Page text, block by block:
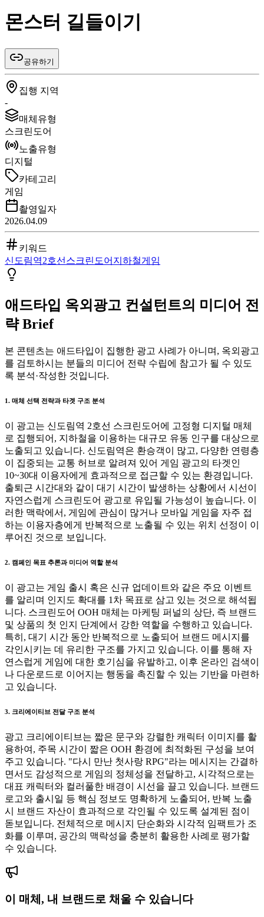
몬스터 길들이기
공유하기
집행 지역
-
매체유형
스크린도어
노출유형
디지털
카테고리
게임
촬영일자
2026.04.09
키워드
신도림역2호선 스크린도어 지하철게임
애드타입 옥외광고 컨설턴트의 미디어 전
략 Brief
본 콘텐츠는 애드타입이 집행한 광고 사례가 아니며, 옥외광고
를 검토하시는 분들의 미디어 전략 수립에 참고가 될 수 있도
록 분석·작성한 것입니다.
1. 매체 선택 전략과 타겟 구조 분석
이 광고는 신도림역 2호선 스크린도어에 고정형 디지털 매체
로 집행되어, 지하철을 이용하는 대규모 유동 인구를 대상으로
노출되고 있습니다. 신도림역은 환승객이 많고, 다양한 연령층
이 집중되는 교통 허브로 알려져 있어 게임 광고의 타겟인
10~30대 이용자에게 효과적으로 접근할 수 있는 환경입니다.
출퇴근 시간대와 같이 대기 시간이 발생하는 상황에서 시선이
자연스럽게 스크린도어 광고로 유입될 가능성이 높습니다. 이
러한 맥락에서, 게임에 관심이 많거나 모바일 게임을 자주 접
하는 이용자층에게 반복적으로 노출될 수 있는 위치 선정이 이
루어진 것으로 보입니다.
2. 캠페인 목표 추론과 미디어 역할 분석
이 광고는 게임 출시 혹은 신규 업데이트와 같은 주요 이벤트
를 알리며 인지도 확대를 1차 목표로 삼고 있는 것으로 해석됩
니다. 스크린도어 OOH 매체는 마케팅 퍼널의 상단, 즉 브랜드
및 상품의 첫 인지 단계에서 강한 역할을 수행하고 있습니다.
특히, 대기 시간 동안 반복적으로 노출되어 브랜드 메시지를
각인시키는 데 유리한 구조를 가지고 있습니다. 이를 통해 자
연스럽게 게임에 대한 호기심을 유발하고, 이후 온라인 검색이
나 다운로드로 이어지는 행동을 촉진할 수 있는 기반을 마련하
고 있습니다.
3. 크리에이티브 전달 구조 분석
광고 크리에이티브는 짧은 문구와 강렬한 캐릭터 이미지를 활
용하여, 주목 시간이 짧은 OOH 환경에 최적화된 구성을 보여
주고 있습니다. "다시 만난 첫사랑 RPG"라는 메시지는 간결하
면서도 감성적으로 게임의 정체성을 전달하고, 시각적으로는
대표 캐릭터와 컬러풀한 배경이 시선을 끌고 있습니다. 브랜드
로고와 출시일 등 핵심 정보도 명확하게 노출되어, 반복 노출
시 브랜드 자산이 효과적으로 각인될 수 있도록 설계된 점이
돋보입니다. 전체적으로 메시지 단순화와 시각적 임팩트가 조
화를 이루며, 공간의 맥락성을 충분히 활용한 사례로 평가할
수 있습니다.
이 매체, 내 브랜드로 채울 수 있습니다